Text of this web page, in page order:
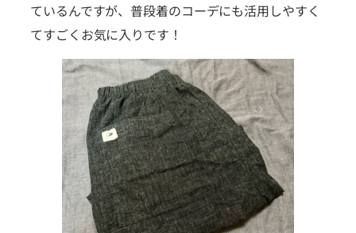
ているんですが、普段着のコーデにも活用しやすく
てすごくお気に入りです！